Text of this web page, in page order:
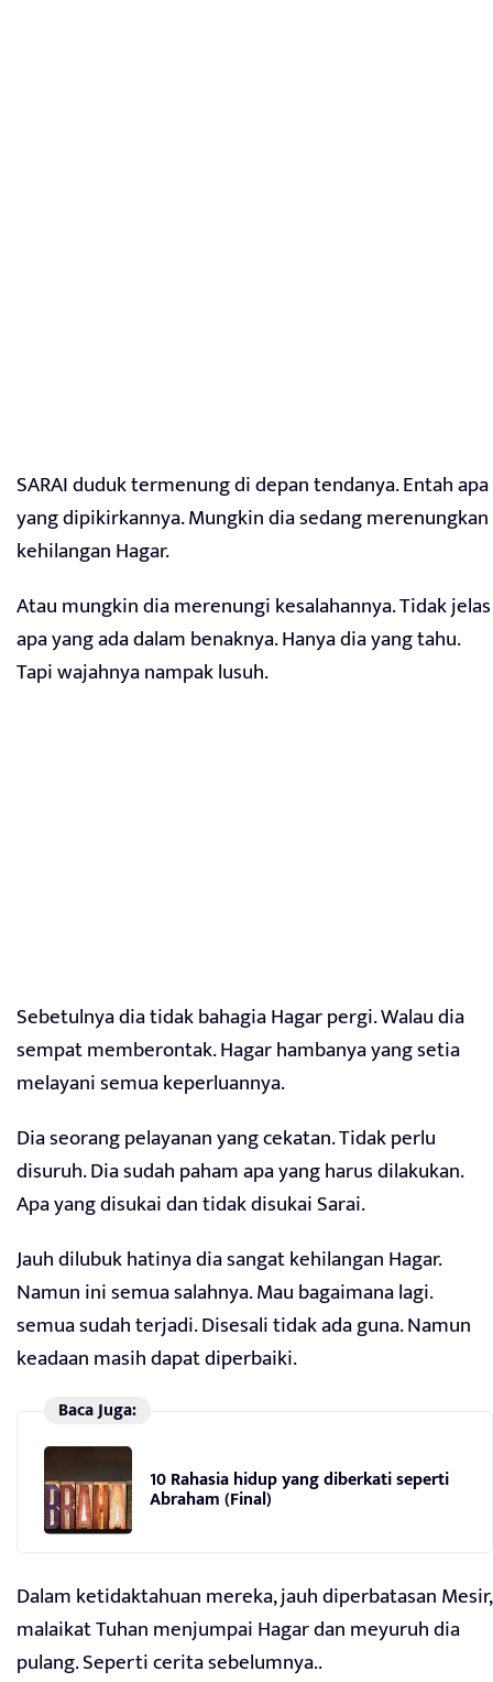
SARAI duduk termenung di depan tendanya. Entah apa
yang dipikirkannya. Mungkin dia sedang merenungkan
kehilangan Hagar.
Atau mungkin dia merenungi kesalahannya. Tidak jelas
apa yang ada dalam benaknya. Hanya dia yang tahu.
Tapi wajahnya nampak lusuh.
Sebetulnya dia tidak bahagia Hagar pergi. Walau dia
sempat memberontak. Hagar hambanya yang setia
melayani semua keperluannya.
Dia seorang pelayanan yang cekatan. Tidak perlu
disuruh. Dia sudah paham apa yang harus dilakukan.
Apa yang disukai dan tidak disukai Sarai.
Jauh dilubuk hatinya dia sangat kehilangan Hagar.
Namun ini semua salahnya. Mau bagaimana lagi.
semua sudah terjadi. Disesali tidak ada guna. Namun
keadaan masih dapat diperbaiki.
Baca Juga:
10 Rahasia hidup yang diberkati seperti
Abraham (Final)
Dalam ketidaktahuan mereka, jauh diperbatasan Mesir,
malaikat Tuhan menjumpai Hagar dan meyuruh dia
pulang. Seperti cerita sebelumnya..